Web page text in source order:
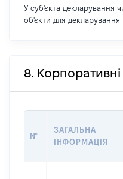
У суб'єкта декларування
об'єкти для декларування
8.
№
ЗАГАЛЬНА
ІНФОРМАЦІЯ